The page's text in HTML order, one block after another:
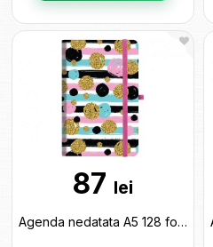
87 lei
Agenda nedatata A5 128 foi cu elastic Bubble (cop.tare) linii O20812-22